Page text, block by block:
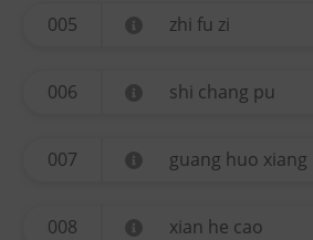
005 zhi fu zi
006 shi chang pu
007 guang huo xiang
008 xian he cao